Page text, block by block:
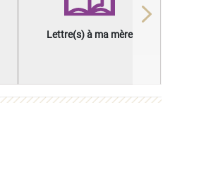
Lettre(s) à ma mère
Next